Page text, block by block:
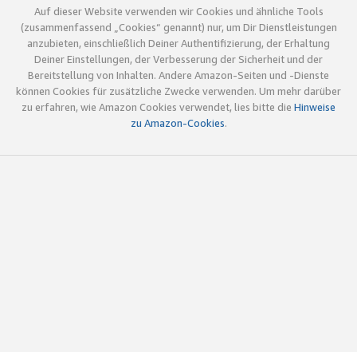
Auf dieser Website verwenden wir Cookies und ähnliche Tools
(zusammenfassend „Cookies“ genannt) nur, um Dir Dienstleistungen
anzubieten, einschließlich Deiner Authentifizierung, der Erhaltung
Deiner Einstellungen, der Verbesserung der Sicherheit und der
Bereitstellung von Inhalten. Andere Amazon-Seiten und -Dienste
können Cookies für zusätzliche Zwecke verwenden. Um mehr darüber
zu erfahren, wie Amazon Cookies verwendet, lies bitte die Hinweise
zu Amazon-Cookies.